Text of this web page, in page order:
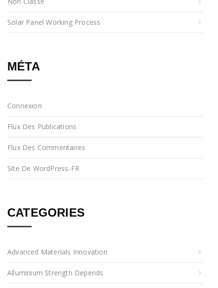
Solar Panel Working Process
MÉTA
Connexion
Flux Des Publications
Flux Des Commentaires
Site De WordPress-FR
CATEGORIES
Advanced Materials Innovation
Alluminium Strength Depends